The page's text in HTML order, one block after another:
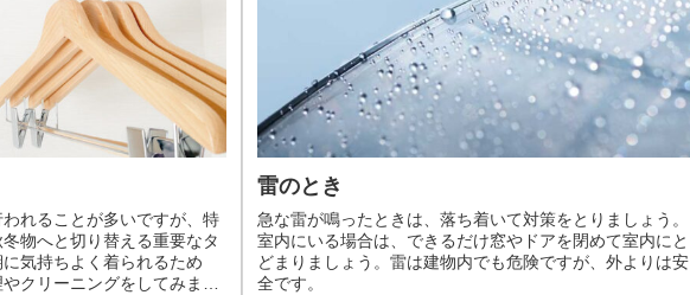
れることが多いですが、特
物へと切り替える重要なタ
気持ちよく着られるため
クリーニングをしてみまし
雷のとき
急な雷が鳴ったときは、落ち着いて対策をとりましょう。
室内にいる場合は、できるだけ窓やドアを閉めて室内にと
どまりましょう。雷は建物内でも危険ですが、外よりは安
全です。